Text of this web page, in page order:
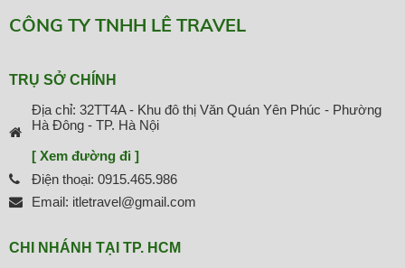
CÔNG TY TNHH LÊ TRAVEL
TRỤ SỞ CHÍNH
Địa chỉ: 32TT4A - Khu đô thị Văn Quán Yên Phúc - Phường
Hà Đông - TP. Hà Nội
[ Xem đường đi ]
Điện thoại: 0915.465.986
Email: itletravel@gmail.com
CHI NHÁNH TẠI TP. HCM